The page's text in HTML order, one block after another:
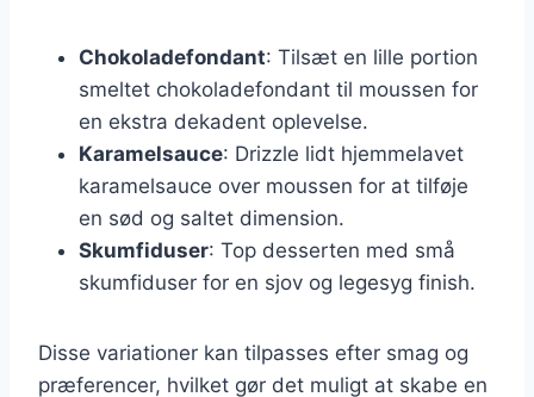
Chokoladefondant: Tilsæt en lille portion
smeltet chokoladefondant til moussen for
en ekstra dekadent oplevelse.
Karamelsauce: Drizzle lidt hjemmelavet
karamelsauce over moussen for at tilføje
en sød og saltet dimension.
Skumfiduser: Top desserten med små
skumfiduser for en sjov og legesyg finish.
Disse variationer kan tilpasses efter smag og
præferencer, hvilket gør det muligt at skabe en